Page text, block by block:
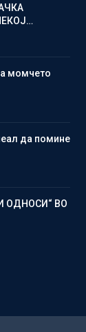
момчето
да помине
ОДНОСИ“ ВО